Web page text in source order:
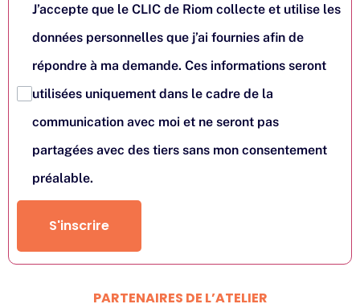
J’accepte que le CLIC de Riom collecte et utilise les
données personnelles que j’ai fournies afin de
répondre à ma demande. Ces informations seront
utilisées uniquement dans le cadre de la
communication avec moi et ne seront pas
partagées avec des tiers sans mon consentement
préalable.
S'inscrire
PARTENAIRES DE L’ATELIER